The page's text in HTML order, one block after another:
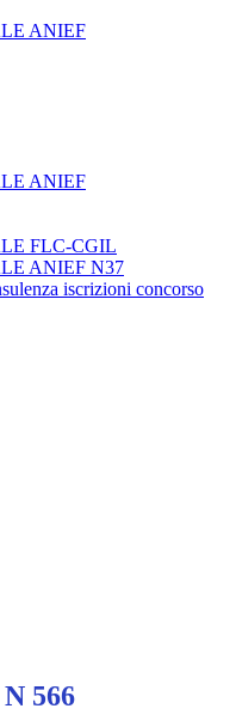
ANIEF
ANIEF
FLC-CGIL
ANIEF N37
iscrizioni concorso
566